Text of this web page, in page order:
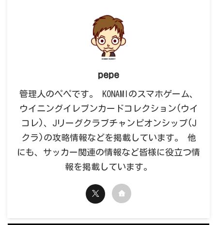
pepe
管理人のペペです。 KONAMIのスマホゲーム、
ウイニングイレブンカードコレクション(ウイ
コレ)、Jリーグクラブチャンピオンシップ(J
クラ)の攻略情報などを掲載しています。 他
にも、サッカー関連の情報など皆様に役立つ情
報を掲載しています。